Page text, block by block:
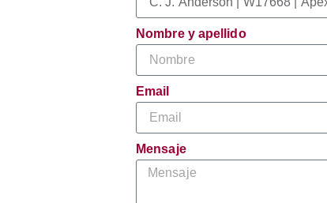
Nombre y apellido
Email
Mensaje